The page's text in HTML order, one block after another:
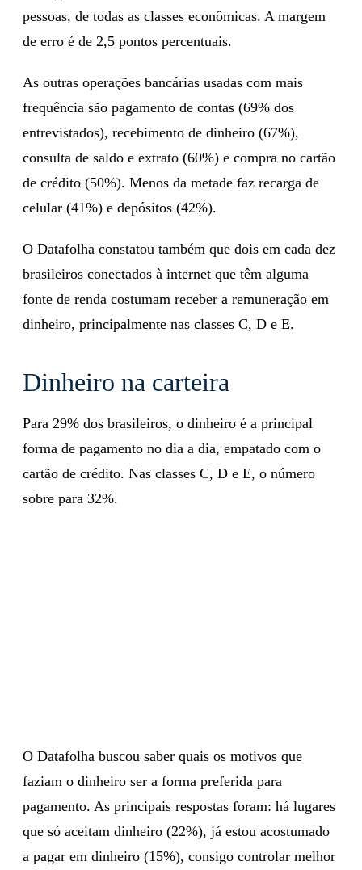
pessoas, de todas as classes econômicas. A margem
de erro é de 2,5 pontos percentuais.
As outras operações bancárias usadas com mais
frequência são pagamento de contas (69% dos
entrevistados), recebimento de dinheiro (67%),
consulta de saldo e extrato (60%) e compra no cartão
de crédito (50%). Menos da metade faz recarga de
celular (41%) e depósitos (42%).
O Datafolha constatou também que dois em cada dez
brasileiros conectados à internet que têm alguma
fonte de renda costumam receber a remuneração em
dinheiro, principalmente nas classes C, D e E.
Dinheiro na carteira
Para 29% dos brasileiros, o dinheiro é a principal
forma de pagamento no dia a dia, empatado com o
cartão de crédito. Nas classes C, D e E, o número
sobre para 32%.
O Datafolha buscou saber quais os motivos que
faziam o dinheiro ser a forma preferida para
pagamento. As principais respostas foram: há lugares
que só aceitam dinheiro (22%), já estou acostumado
a pagar em dinheiro (15%), consigo controlar melhor